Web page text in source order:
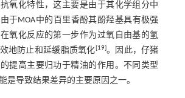
氧化特性，这主要是由于其化学组分中
于MOA中的百里香酚其酚羟基具有极强
氧化反应的第一步作为过氧自由基的氢
地防止和延缓脂质氧化[19]。因此，仔猪
提高主要归功于精油的作用。不同类型
是导致结果差异的主要原因之一。